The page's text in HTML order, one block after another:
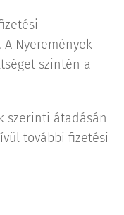
Nyeremények
szintén a
szerinti átadásán
további fizetési